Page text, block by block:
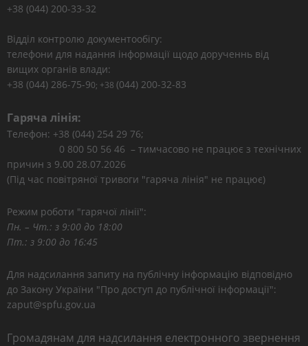
+38 (044) 200-33-32
Відділ контролю документообігу:
телефони для надання інформації щодо дорученнь від
вищих органів влади:
+38 (044) 286-75-90; +38 (044) 200-32-83
Гаряча лінія:
Телефон: +38 (044) 254 29 76;
0 800 50 56 46 – тимчасово не працює з технічних
причин з 9.00 28.07.2026
(Під час повітряної тривоги "гаряча лінія" не працює)
Режим роботи "гарячої лінії":
Пн. – Чт.: з 9:00 до 18:00
Пт.: з 9:00 до 16:45
Для надсилання запиту на публічну інформацію відповідно
до Закону України "Про доступ до публічної інформації":
zaput@spfu.gov.ua
Громадянам для надсилання електронного звернення